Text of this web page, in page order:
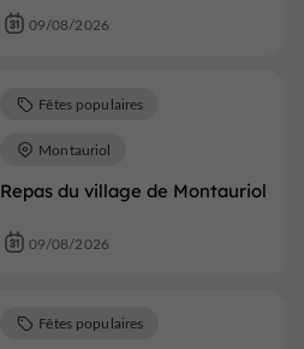
09/08/2026
Repas du village de Montauriol
Fêtes populaires
Montauriol
09/08/2026
Fêtes populaires